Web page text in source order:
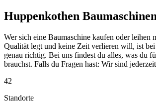
Huppenkothen
Wer sich eine Baumaschine kaufen oder leihen
Qualität legt und keine Zeit verlieren will, ist
genau richtig. Bei uns findest du alles, was du
brauchst. Falls du Fragen hast: Wir sind
42
Standorte